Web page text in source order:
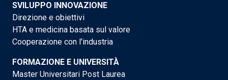
SVILUPPO INNOVAZIONE
Direzione e obiettivi
HTA e medicina basata sul valore
Cooperazione con l'industria
FORMAZIONE E UNIVERSITÀ
Master Universitari Post Laurea